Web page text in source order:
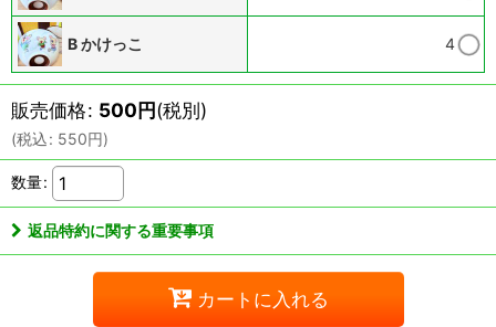
B かけっこ 4
販売価格: 500円(税別)
(税込: 550円)
数量:
返品特約に関する重要事項
カートに入れる